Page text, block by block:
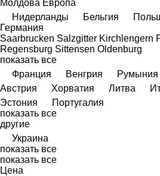
Молдова Европа
Нидерланды
Бельгия
Германия
Saarbrucken Salzgitter Kirchlengern
Regensburg Sittensen Oldenburg
показать все
Франция
Венгрия Румыния
Австрия
Хорватия Литва
Эстония
Португалия
показать все
другие
Украина
показать все
показать все
Цена